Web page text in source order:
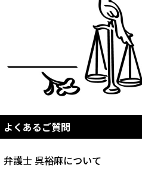
よくあるご質問
弁護士 呉裕麻について